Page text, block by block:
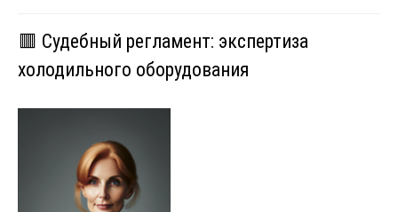
🟥 Судебный регламент: экспертиза
холодильного оборудования